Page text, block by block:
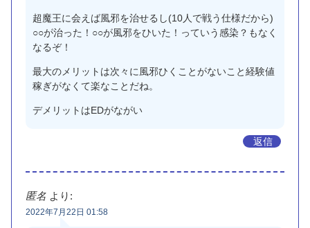
超魔王に会えば風邪を治せるし(10人で戦う仕様だから)
○○が治った！○○が風邪をひいた！っていう感染？もなく
なるぞ！
最大のメリットは次々に風邪ひくことがないこと経験値
稼ぎがなくて楽なことだね。
デメリットはEDがながい
返信
匿名 より:
2022年7月22日 01:58